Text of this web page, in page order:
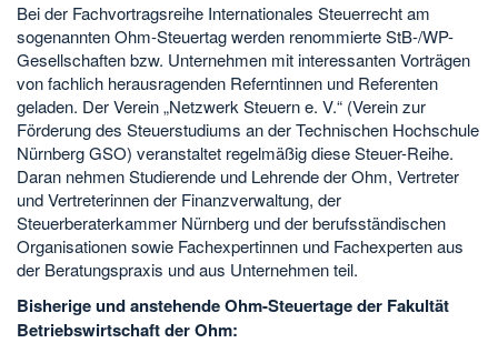
Bei der Fachvortragsreihe Internationales Steuerrecht am
sogenannten Ohm-Steuertag werden renommierte StB-/WP-
Gesellschaften bzw. Unternehmen mit interessanten Vorträgen
von fachlich herausragenden Referntinnen und Referenten
geladen. Der Verein „Netzwerk Steuern e. V.“ (Verein zur
Förderung des Steuerstudiums an der Technischen Hochschule
Nürnberg GSO) veranstaltet regelmäßig diese Steuer-Reihe.
Daran nehmen Studierende und Lehrende der Ohm, Vertreter
und Vertreterinnen der Finanzverwaltung, der
Steuerberaterkammer Nürnberg und der berufsständischen
Organisationen sowie Fachexpertinnen und Fachexperten aus
der Beratungspraxis und aus Unternehmen teil.
Bisherige und anstehende Ohm-Steuertage der Fakultät
Betriebswirtschaft der Ohm: